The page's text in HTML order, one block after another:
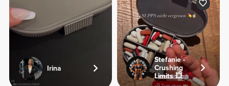
Irina
Stefanie -
Crushing
Limits 💥